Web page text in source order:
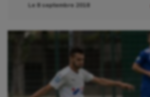
Le 8 septembre 2018